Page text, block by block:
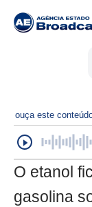
ouça este
O etanol
gasolina